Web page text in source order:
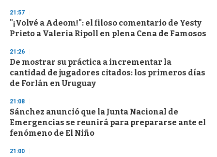
21:57
"¡Volvé a Adeom!": el filoso comentario de Yesty
Prieto a Valeria Ripoll en plena Cena de Famosos
21:26
De mostrar su práctica a incrementar la
cantidad de jugadores citados: los primeros días
de Forlán en Uruguay
21:08
Sánchez anunció que la Junta Nacional de
Emergencias se reunirá para prepararse ante el
fenómeno de El Niño
21:00